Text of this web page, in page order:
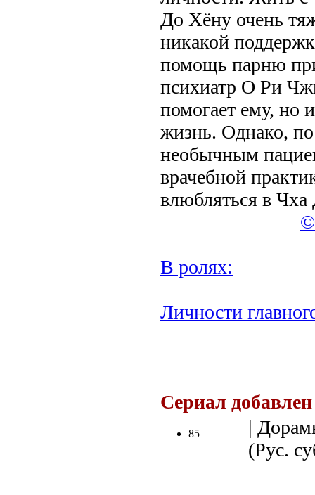
До Хёну очень
никакой
помощь парню
психиатр О Ри
помогает ему, но
жизнь. Однако,
необычным
врачебной
влюбляться в
В ролях:
Личности
Сериал
85
|
(Рус.